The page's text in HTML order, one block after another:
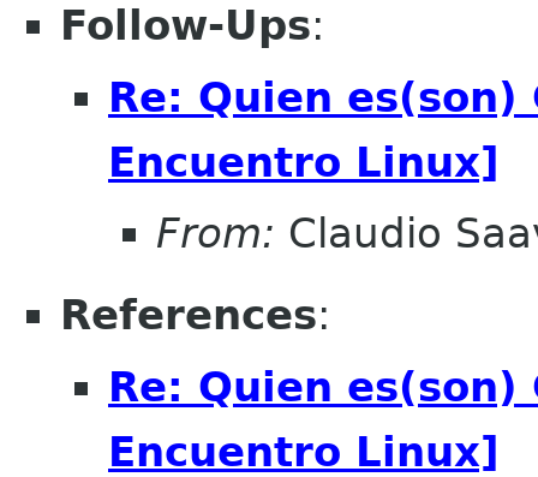
Follow-Ups:
Re: Quien es(son)
Encuentro Linux]
From: Claudio
References:
Re: Quien es(son)
Encuentro Linux]